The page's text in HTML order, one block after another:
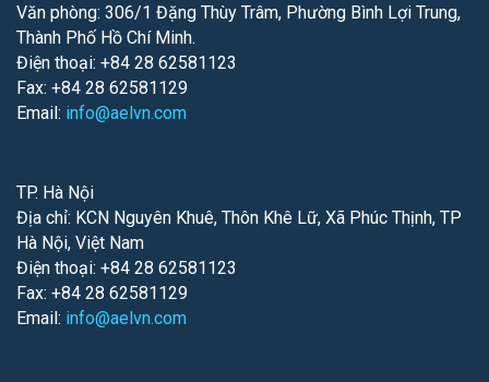
Văn phòng: 306/1 Đặng Thùy Trâm, Phường Bình Lợi Trung,
Thành Phố Hồ Chí Minh.
Điện thoại: +84 28 62581123
Fax: +84 28 62581129
Email: info@aelvn.com
TP. Hà Nội
Địa chỉ: KCN Nguyên Khuê, Thôn Khê Lữ, Xã Phúc Thịnh, TP
Hà Nội, Việt Nam
Điện thoại: +84 28 62581123
Fax: +84 28 62581129
Email: info@aelvn.com